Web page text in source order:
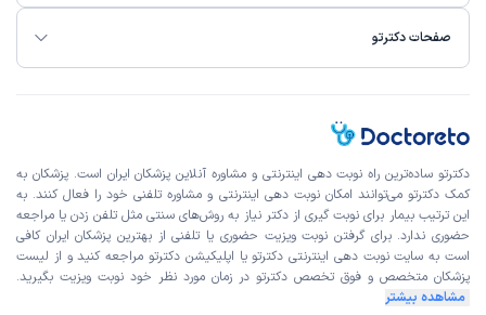
صفحات دکترتو
دکترتو ساده‌ترین راه نوبت‌ دهی اینترنتی و مشاوره آنلاین پزشکان ایران است. پزشکان به
کمک دکترتو می‌توانند امکان نوبت دهی اینترنتی و مشاوره تلفنی خود را فعال کنند. به
این ترتیب بیمار برای نوبت گیری از دکتر نیاز به روش‌های سنتی مثل تلفن زدن یا مراجعه
حضوری ندارد. برای گرفتن نوبت ویزیت حضوری یا تلفنی از بهترین پزشکان ایران کافی
است به سایت نوبت دهی اینترنتی دکترتو یا اپلیکیشن دکترتو مراجعه کنید و از لیست
پزشکان متخصص و فوق تخصص دکترتو در زمان مورد نظر خود نوبت ویزیت بگیرید.
مشاهده بیشتر